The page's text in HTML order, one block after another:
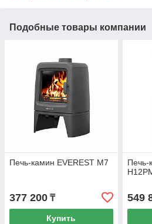
Подобные товары компании
Печь-камин EVEREST М7
377 200 ₸
Купить
Печь-
549